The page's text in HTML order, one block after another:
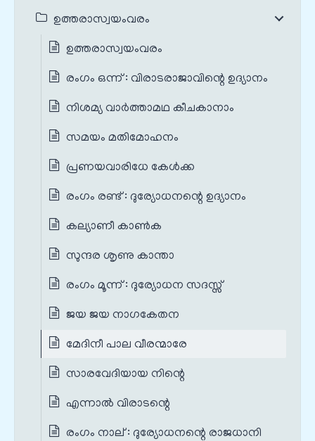
ഉത്തരാസ്വയംവരം
ഉത്തരാസ്വയംവരം
രംഗം ഒന്ന് : വിരാടരാജാവിന്റെ ഉദ്യാനം
നിശമ്യ വാർത്താമഥ കീചകാനാം
സമയം മതിമോഹനം
പ്രണയവാരിധേ കേൾക്ക
രംഗം രണ്ട് : ദുര്യോധനന്റെ ഉദ്യാനം
കല്യാണീ കാൺക
സുന്ദര ശൃണു കാന്താ
രംഗം മൂന്ന് : ദുര്യോധന സദസ്സ്
ജയ ജയ നാഗകേതന
മേദിനീ പാല വീരന്മാരേ
സാരവേദിയായ നിന്റെ
എന്നാൽ വിരാടന്റെ
രംഗം നാല് : ദുര്യോധനന്റെ രാജധാനി